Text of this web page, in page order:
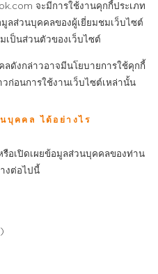
จะมีการใช้งานคุกกี้ประเภท
ลส่วนบุคคลของผู้เยี่ยมชมเว็บไซต์
เป็นส่วนตัวของเว็บไซต์
ดังกล่าวอาจมีนโยบายการใช้คุกกี้
ก่อนการใช้งานเว็บไซต์เหล่านั้น
บุคคล ได้อย่างไร
อเปิดเผยข้อมูลส่วนบุคคลของท่าน
งต่อไปนี้